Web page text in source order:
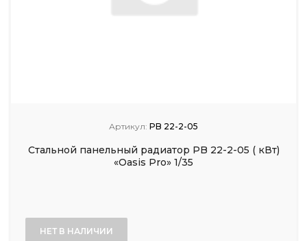
Артикул: PB 22-2-05
Стальной панельный радиатор PB 22-2-05 ( кВт)
«Oasis Pro» 1/35
НЕТ В НАЛИЧИИ